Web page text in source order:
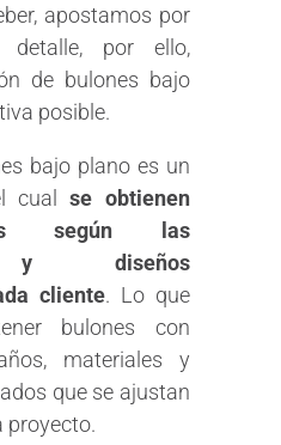
apostamos por
por ello,
de bulones bajo
posible.
bajo plano es un
cualse obtienen
según las
y diseños
cliente. Lo que
bulones con
materiales y
que se ajustan
proyecto.